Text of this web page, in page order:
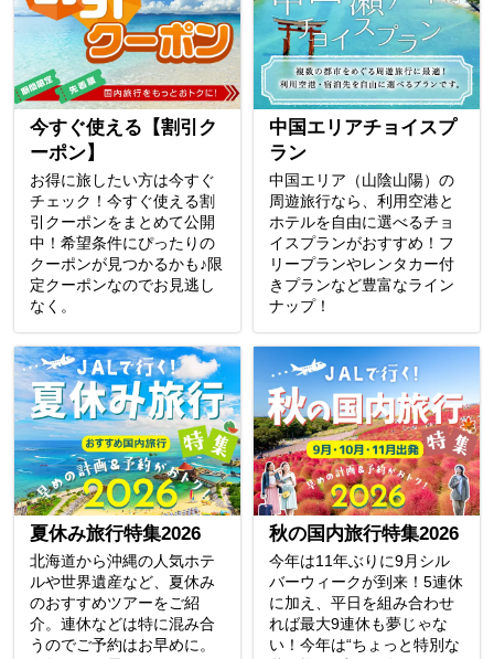
今すぐ使える【割引ク
ーポン】
お得に旅したい方は今すぐ
チェック！今すぐ使える割
引クーポンをまとめて公開
中！希望条件にぴったりの
クーポンが見つかるかも♪限
定クーポンなのでお見逃し
なく。
中国エリアチョイスプ
ラン
中国エリア（山陰山陽）の
周遊旅行なら、利用空港と
ホテルを自由に選べるチョ
イスプランがおすすめ！フ
リープランやレンタカー付
きプランなど豊富なライン
ナップ！
夏休み旅行特集2026
北海道から沖縄の人気ホテ
ルや世界遺産など、夏休み
のおすすめツアーをご紹
介。連休などは特に混み合
うのでご予約はお早めに。
秋の国内旅行特集2026
今年は11年ぶりに9月シル
バーウィークが到来！5連休
に加え、平日を組み合わせ
れば最大9連休も夢じゃな
い！今年は“ちょっと特別な